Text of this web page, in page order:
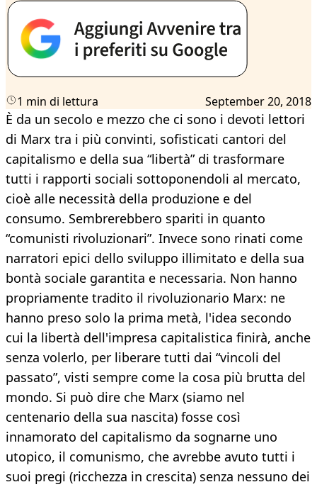
1 min di lettura September 20, 2018
È da un secolo e mezzo che ci sono i devoti lettori
di Marx tra i più convinti, sofisticati cantori del
capitalismo e della sua “libertà” di trasformare
tutti i rapporti sociali sottoponendoli al mercato,
cioè alle necessità della produzione e del
consumo. Sembrerebbero spariti in quanto
“comunisti rivoluzionari”. Invece sono rinati come
narratori epici dello sviluppo illimitato e della sua
bontà sociale garantita e necessaria. Non hanno
propriamente tradito il rivoluzionario Marx: ne
hanno preso solo la prima metà, l'idea secondo
cui la libertà dell'impresa capitalistica finirà, anche
senza volerlo, per liberare tutti dai “vincoli del
passato”, visti sempre come la cosa più brutta del
mondo. Si può dire che Marx (siamo nel
centenario della sua nascita) fosse così
innamorato del capitalismo da sognarne uno
utopico, il comunismo, che avrebbe avuto tutti i
suoi pregi (ricchezza in crescita) senza nessuno dei